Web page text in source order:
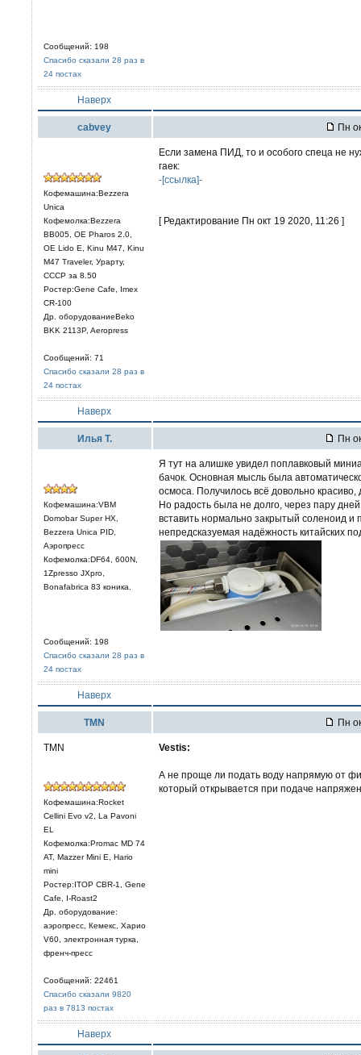
Сообщений: 198
Спасибо сказали 28 раз в
24 постах
Наверх
cabvey Пн
Кофемашина:Bezzera
Unica
Кофемолка:Bezzera
BB005, OE Pharos 2.0,
OE Lido E, Kinu M47, Kinu
M47 Traveler, Урарту,
СССР за 8.50
Ростер:Gene Cafe, Imex
CR-100
Др. оборудованиеBeko
BKK 2113P, Aeropress
Сообщений: 71
Спасибо сказали 28 раз в
24 постах
Если замена ПИД, то и особого спеца не
гаек:
-[ссылка]-
[ Редактирование Пн окт 19 2020, 11:26 ]
Наверх
Илья Т. Пн
Кофемашина:VBM
Domobar Super HX,
Bezzera Unica PID,
Аэропресс
Кофемолка:DF64, 600N,
1Zpresso JXpro,
Bonafabrica 83 коника.
Сообщений: 198
Спасибо сказали 28 раз в
24 постах
Я тут на алишке увидел поплавковый
бачок. Основная мысль была
осмоса. Получилось всё довольно красиво,
Но радость была не долго, через пару
вставить нормально закрытый соленоид и
непредсказуемая надёжность китайских
Наверх
TMN Пн
TMN
Кофемашина:Rocket
Cellini Evo v2, La Pavoni
EL
Кофемолка:Promac MD 74
AT, Mazzer Mini E, Hario
mini
Ростер:ITOP CBR-1, Gene
Cafe, I-Roast2
Др. оборудование:
аэропресс, Кемекс, Харио
V60, электронная турка,
френч-пресс
Сообщений: 22461
Спасибо сказали 9820
раз в 7813 постах
Vestis:
А не проще ли подать воду напрямую от
который открывается при подаче
Наверх